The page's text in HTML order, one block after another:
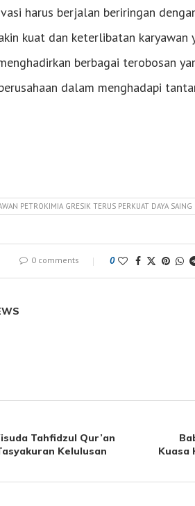
harus berjalan beriringan
kuat dan keterlibatan karyawan
berbagai terobosan
dalam menghadapi
PETROKIMIA GRESIK TERUS PERKUAT DAYA SAING
0 comments 0
Tahfidzul Qur’an
Kelulusan
Kuasa